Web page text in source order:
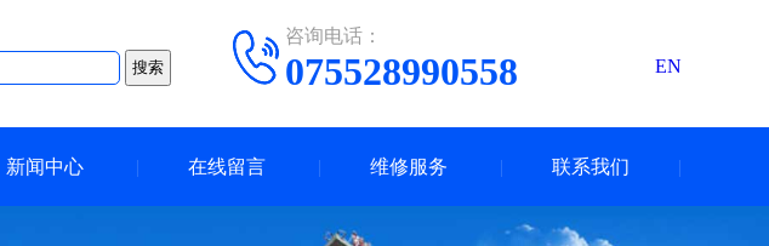
搜索
咨询电话：
075528990558 EN
新闻中心 在线留言 维修服务 联系我们